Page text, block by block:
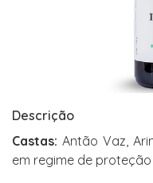
Descrição
Castas: Antão Vaz,
em regime de